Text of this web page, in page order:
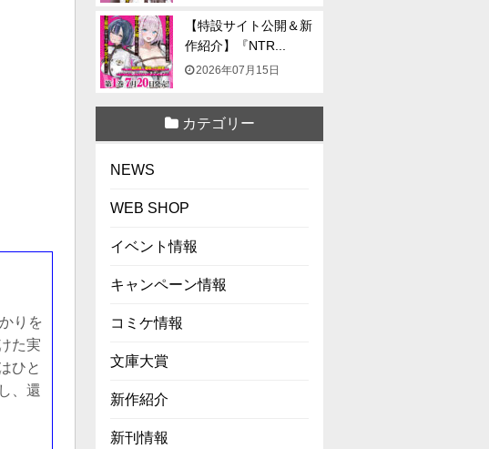
りを
た実
ひと
、還
【特設サイト公開＆新
作紹介】『NTR...
2026年07月15日
カテゴリー
NEWS
WEB SHOP
イベント情報
キャンペーン情報
コミケ情報
文庫大賞
新作紹介
新刊情報